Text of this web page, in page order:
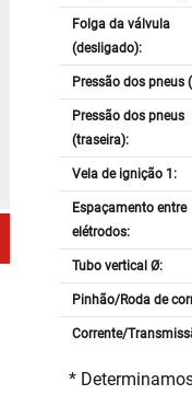
Folga da válvula
(desligado):
Pressão dos pneus
Pressão dos pneus
(traseira):
Vela de ignição 1:
Espaçamento entre
elétrodos:
Tubo vertical Ø:
Pinhão/Roda de
Corrente/
*